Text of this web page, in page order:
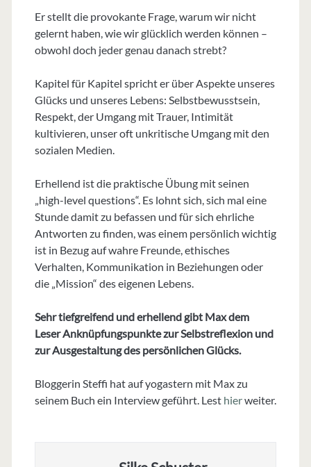
Er stellt die provokante Frage, warum wir nicht
gelernt haben, wie wir glücklich werden können –
obwohl doch jeder genau danach strebt?
Kapitel für Kapitel spricht er über Aspekte unseres
Glücks und unseres Lebens: Selbstbewusstsein,
Respekt, der Umgang mit Trauer, Intimität
kultivieren, unser oft unkritische Umgang mit den
sozialen Medien.
Erhellend ist die praktische Übung mit seinen
„high-level questions“. Es lohnt sich, sich mal eine
Stunde damit zu befassen und für sich ehrliche
Antworten zu finden, was einem persönlich wichtig
ist in Bezug auf wahre Freunde, ethisches
Verhalten, Kommunikation in Beziehungen oder
die „Mission“ des eigenen Lebens.
Sehr tiefgreifend und erhellend gibt Max dem
Leser Anknüpfungspunkte zur Selbstreflexion und
zur Ausgestaltung des persönlichen Glücks.
Bloggerin Steffi hat auf yogastern mit Max zu
seinem Buch ein Interview geführt. Lest hierweiter.